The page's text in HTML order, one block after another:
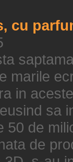
cu
marile
in
sa
50 de
de